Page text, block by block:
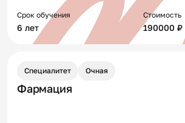
Срок обучения
6 лет
Стоимость
190000 ₽
Специалитет Очная
Фармация